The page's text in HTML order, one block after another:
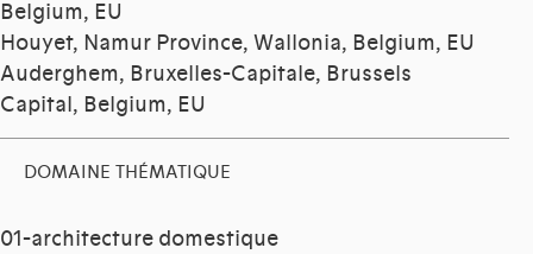
Belgium, EU
Houyet, Namur Province, Wallonia, Belgium, EU
Auderghem, Bruxelles-Capitale, Brussels
Capital, Belgium, EU
DOMAINE THÉMATIQUE
01-architecture domestique